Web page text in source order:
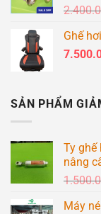
Ghế
SẢN PHẨM
Ty ghế
nâng
Máy